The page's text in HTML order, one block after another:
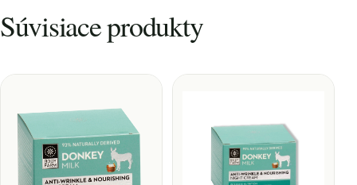
Súvisiace produkty